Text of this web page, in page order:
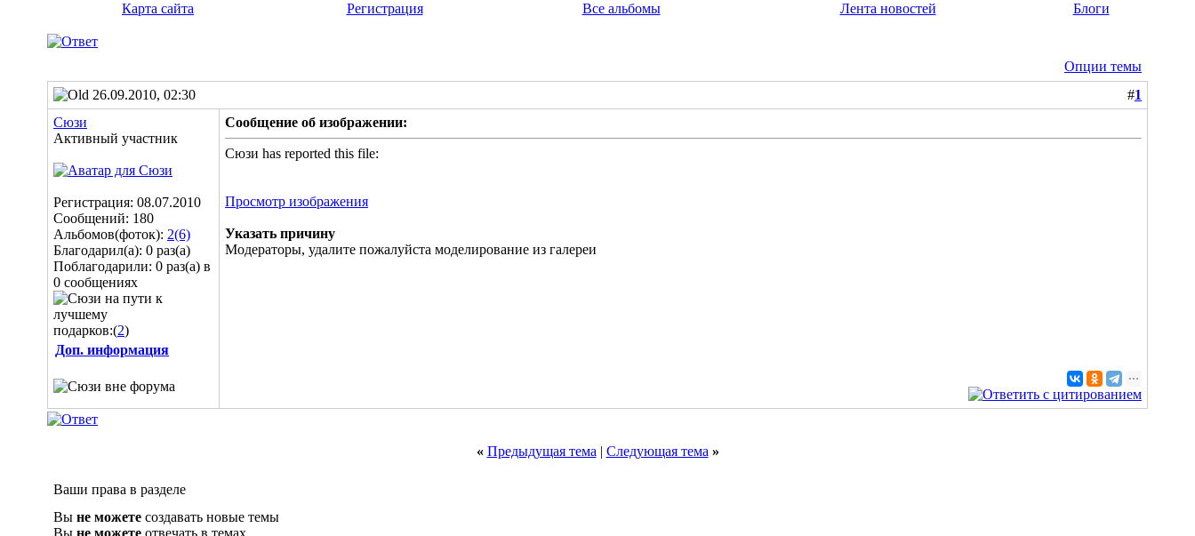
Карта сайта
Регистрация Все альбомы Лента новостей Блоги
Опции темы
26.09.2010, 02:30
#1
Сюзи
Активный участник
Регистрация: 08.07.2010
Сообщений: 180
Альбомов(фоток): 2(6)
Благодарил(а): 0 раз(а)
Поблагодарили: 0 раз(а) в
0 сообщениях
подарков:(2)
Доп. информация
Сообщение об изображении:
Сюзи has reported this file:
Просмотр изображения
Указать причину
Модераторы, удалите пожалуйста моделирование из галереи
« Предыдущая тема | Следующая тема »
Ваши права в разделе
Вы не можете создавать новые темы
Вы не можете отвечать в темах